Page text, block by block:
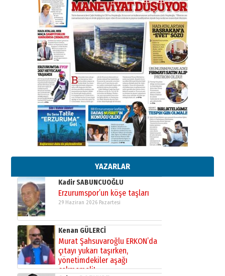
YAZARLAR
SEÇİYORSUNUZ… “NEDEN
ATATÜRK ÜNİVERSİTESİ?”
28 Temmuz 2026 Salı
Ahmet Gökhan YAZICI
Ahmed Yesevi’den bir Alperen…
”Reisimiz” idi… Hakka yürüdü.!
26 Mart 2026 Perşembe
Cem Bakırcı
Ardında bıraktığı hatıralarıyla
gönül adamı Faruk Terzioğlu!
13 Mayıs 2026 Çarşamba
Esat BİNDESEN
Başkan Sekmen’den Erzurum’a
02 Ağustos 2026 Pazar
Kadir SABUNCUOĞLU
Erzurumspor’un köşe taşları
29 Haziran 2026 Pazartesi
Kenan GÜLERCİ
Murat Şahsuvaroğlu ERKON’da
çıtayı yukarı taşırken,
yönetimdekiler aşağı
çekmemeli!